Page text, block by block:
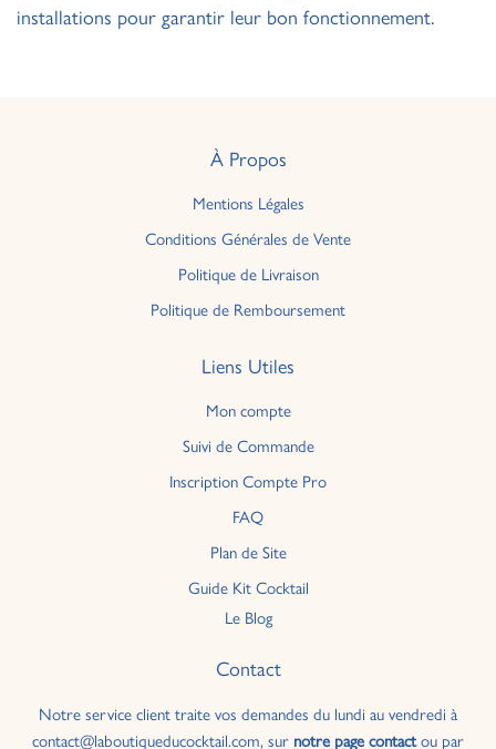
installations pour garantir leur bon fonctionnement.
À Propos
Mentions Légales
Conditions Générales de Vente
Politique de Livraison
Politique de Remboursement
Liens Utiles
Mon compte
Suivi de Commande
Inscription Compte Pro
FAQ
Plan de Site
Guide Kit Cocktail
Le Blog
Contact
Notre service client traite vos demandes du lundi au vendredi à
contact@laboutiqueducocktail.com, sur notre page contactou par